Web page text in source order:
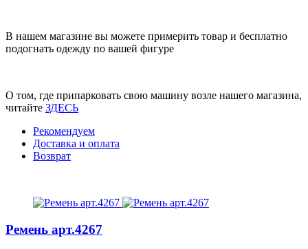
В нашем магазине вы можете примерить товар и бесплатно
подогнать одежду по вашей фигуре
О том, где припарковать свою машину возле нашего магазина,
читайте ЗДЕСЬ
Рекомендуем
Доставка и оплата
Возврат
Ремень арт.4267